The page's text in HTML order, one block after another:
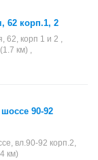
62 корп.1, 2
62, корп 1 и 2 ,
км) ,
90-92
вл.90-92 корп.2,
км)